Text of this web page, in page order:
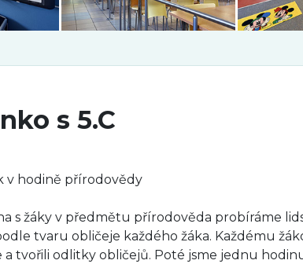
s 5.C
v hodině přírodovědy
s žáky v předmětu přírodověda probíráme
tvaru obličeje každého žáka. Každému
a tvořili odlitky obličejů. Poté jsme jednu